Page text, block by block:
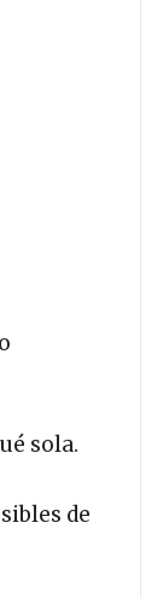
sola.
de